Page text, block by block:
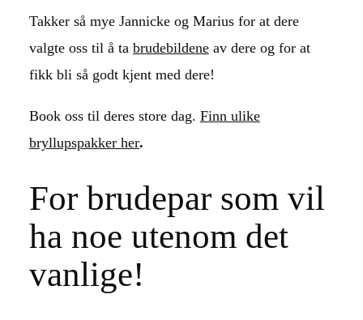
Takker så mye Jannicke og Marius for at dere
valgte oss til å ta brudebildeneav dere og for at
fikk bli så godt kjent med dere!
Book oss til deres store dag. Finn ulike
bryllupspakker her.
For brudepar som vil
ha noe utenom det
vanlige!